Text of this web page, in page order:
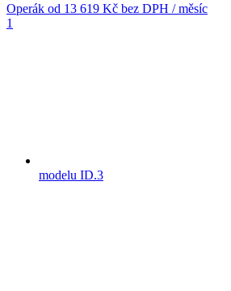
Operák od 13 619 Kč bez DPH / měsíc
1
modelu ID.3